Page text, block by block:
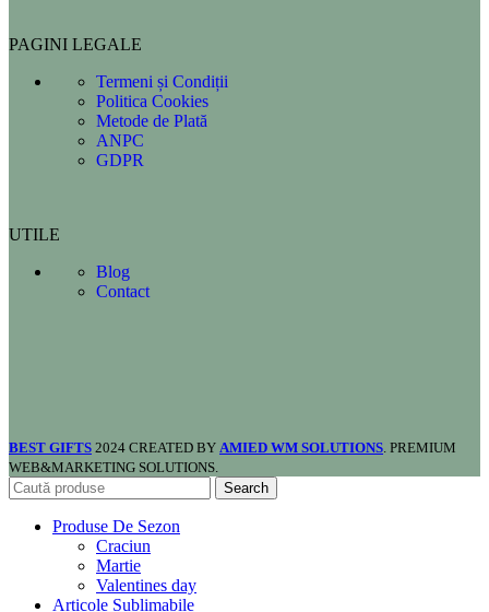
PAGINI LEGALE
Termeni și Condiții
Politica Cookies
Metode de Plată
ANPC
GDPR
UTILE
Blog
Contact
BEST GIFTS 2024 CREATED BY AMIED WM SOLUTIONS. PREMIUM
WEB&MARKETING SOLUTIONS.
Search
Produse De Sezon
Craciun
Martie
Valentines day
Articole Sublimabile